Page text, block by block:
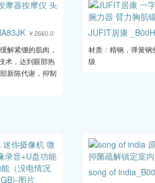
￥2660.0
解紧绷的肌肉，
术，达到眼部热
新陈代谢，抑制
JUFIT居康
材质：精钢，弹簧
级
song of